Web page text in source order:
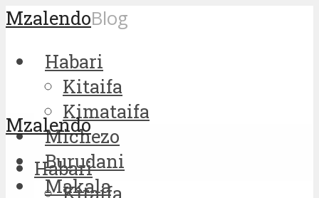
MzalendoBlog
Habari
Kitaifa
Kimataifa
Michezo
Burudani
Makala
Mzalendo
Habari
Kitaifa